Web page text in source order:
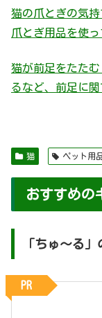
猫の爪とぎの気
爪とぎ用品を使
猫が前足をたた
るなど、前足に
猫 ペット用
おすすめの
「ちゅ～る
PR